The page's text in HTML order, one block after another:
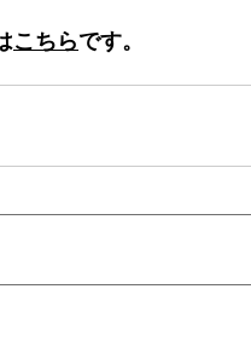
こちらです。